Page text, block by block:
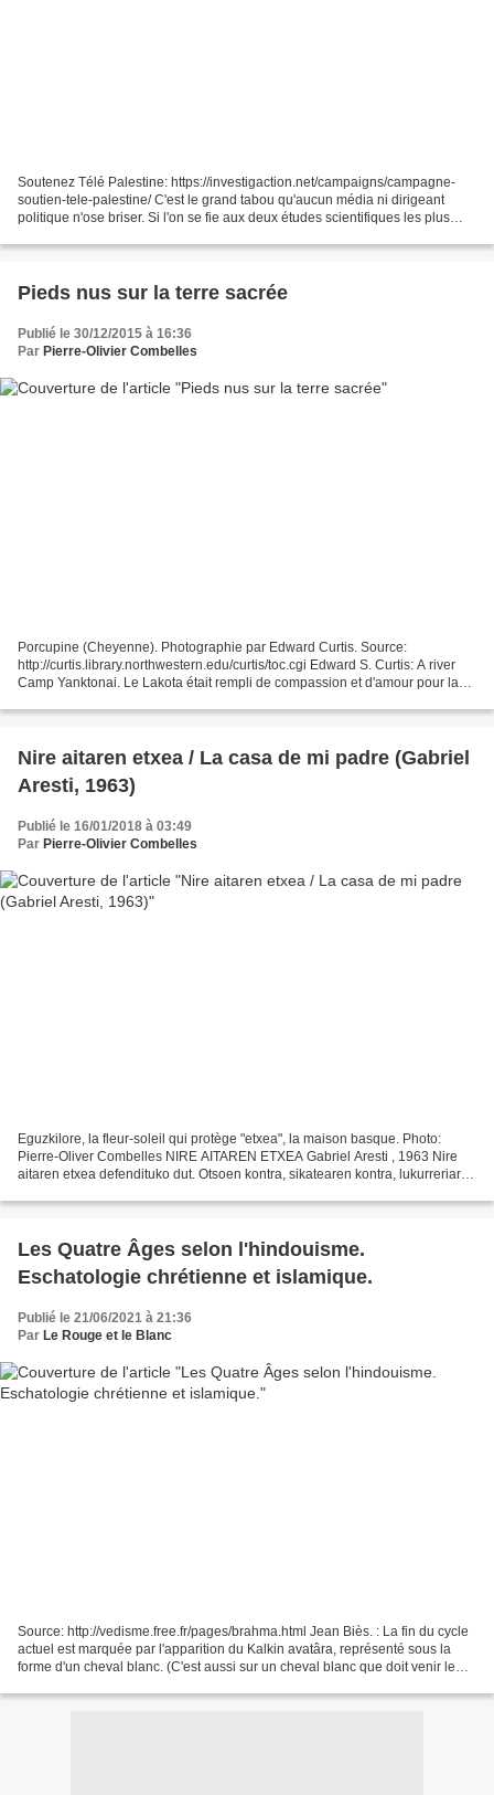
Soutenez Télé Palestine: https://investigaction.net/campaigns/campagne-
soutien-tele-palestine/ C'est le grand tabou qu'aucun média ni dirigeant
politique n'ose briser. Si l'on se fie aux deux études scientifiques les plus
Pieds nus sur la terre sacrée
Publié le 30/12/2015 à 16:36
Par Pierre-Olivier Combelles
Porcupine (Cheyenne). Photographie par Edward Curtis. Source:
http://curtis.library.northwestern.edu/curtis/toc.cgi Edward S. Curtis: A river
Camp Yanktonai. Le Lakota était rempli de compassion et d'amour pour la
Nire aitaren etxea / La casa de mi padre (Gabriel
Aresti, 1963)
Publié le 16/01/2018 à 03:49
Par Pierre-Olivier Combelles
Eguzkilore, la fleur-soleil qui protège "etxea", la maison basque. Photo:
Pierre-Oliver Combelles NIRE AITAREN ETXEA Gabriel Aresti , 1963 Nire
aitaren etxea defendituko dut. Otsoen kontra, sikatearen kontra, lukurreriaren
Les Quatre Âges selon l'hindouisme.
Eschatologie chrétienne et islamique.
Publié le 21/06/2021 à 21:36
Par Le Rouge et le Blanc
Source: http://vedisme.free.fr/pages/brahma.html Jean Biès. : La fin du cycle
actuel est marquée par l'apparition du Kalkin avatâra, représenté sous la
forme d'un cheval blanc. (C'est aussi sur un cheval blanc que doit venir le